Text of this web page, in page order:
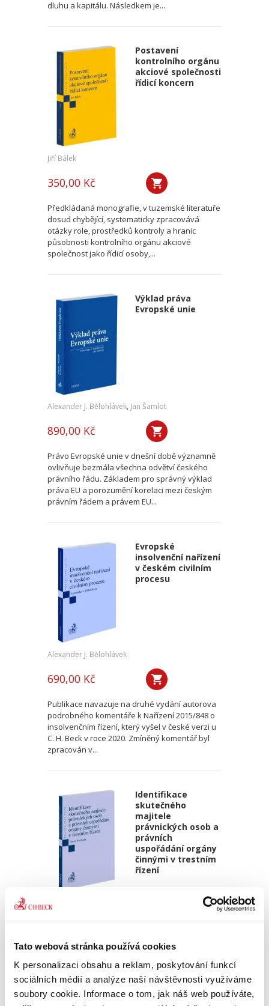
Tato webová stránka používá cookies
K personalizaci obsahu a reklam, poskytování funkcí
sociálních médií a analýze naší návštěvnosti využíváme
soubory cookie. Informace o tom, jak náš web používáte,
dluhu a kapitálu. Následkem je...
Postavení
kontrolního orgánu
akciové společnosti
řídicí koncern
Jiří Bálek
350,00 Kč
Předkládaná monografie, v tuzemské literatuře
dosud chybějící, systematicky zpracovává
otázky role, prostředků kontroly a hranic
působnosti kontrolního orgánu akciové
společnost jako řídicí osoby,...
Výklad práva
Evropské unie
Alexander J. Bělohlávek, Jan Šamlot
890,00 Kč
Právo Evropské unie v dnešní době významně
ovlivňuje bezmála všechna odvětví českého
právního řádu. Základem pro správný výklad
práva EU a porozumění korelaci mezi českým
právním řádem a právem EU...
Evropské
insolvenční nařízení
v českém civilním
procesu
Alexander J. Bělohlávek
690,00 Kč
Publikace navazuje na druhé vydání autorova
podrobného komentáře k Nařízení 2015/848 o
insolvenčním řízení, který vyšel v české verzi u
C. H. Beck v roce 2020. Zmíněný komentář byl
zpracován v...
Identifikace
skutečného
majitele
právnických osob a
právních
uspořádání orgány
činnými v trestním
řízení
David Svoboda
Kniha se věnuje tématu identifikace
skutečného majitele právnických osob a dalších
právních uspořádání – zejména svěřenských
fondů z pohledu orgánů činných v trestním
řízení. Přestože je...